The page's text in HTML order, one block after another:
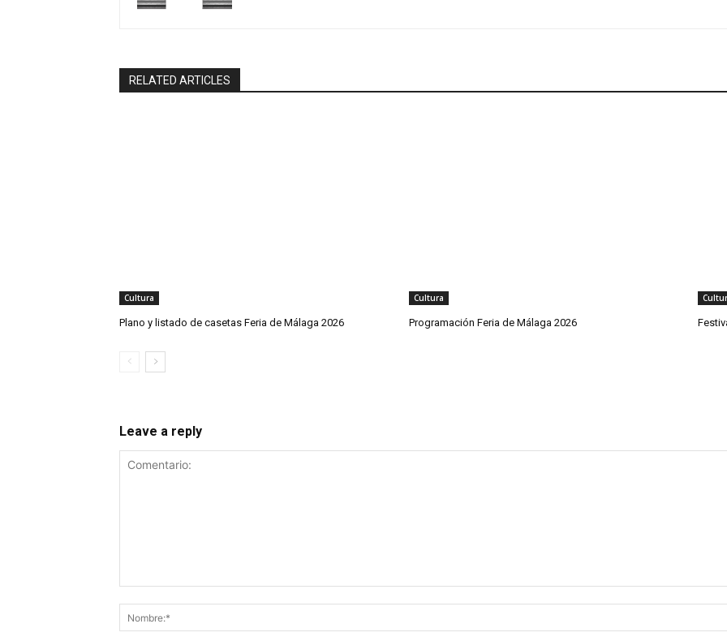
RELATED ARTICLES
Cultura
Plano y listado de casetas Feria de Málaga 2026
Cultura
Programación Feria de Málaga 2026
Leave a reply